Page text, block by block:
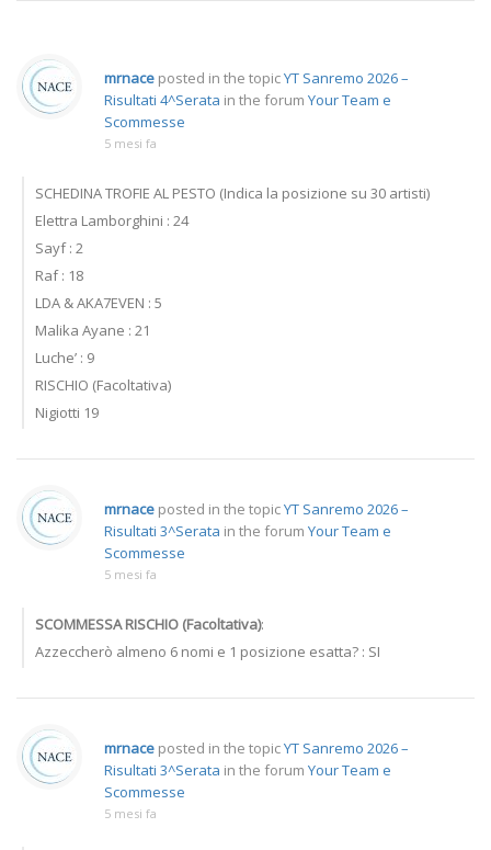
mrnace posted in the topicYT Sanremo 2026 –
Risultati 4^Serata in the forum Your Team e
Scommesse
5 mesi fa
SCHEDINA TROFIE AL PESTO (Indica la posizione su 30 artisti)
Elettra Lamborghini : 24
Sayf : 2
Raf : 18
LDA & AKA7EVEN : 5
Malika Ayane : 21
Luche’ : 9
RISCHIO (Facoltativa)
Nigiotti 19
mrnace posted in the topicYT Sanremo 2026 –
Risultati 3^Serata in the forum Your Team e
Scommesse
5 mesi fa
SCOMMESSA RISCHIO (Facoltativa):
Azzeccherò almeno 6 nomi e 1 posizione esatta? : SI
mrnace posted in the topicYT Sanremo 2026 –
Risultati 3^Serata in the forum Your Team e
Scommesse
5 mesi fa